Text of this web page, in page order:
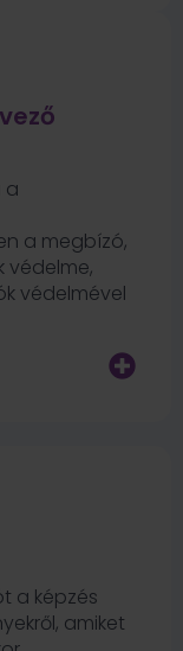
a
a megbízó,
védelme,
védelmével
a képzés
amiket